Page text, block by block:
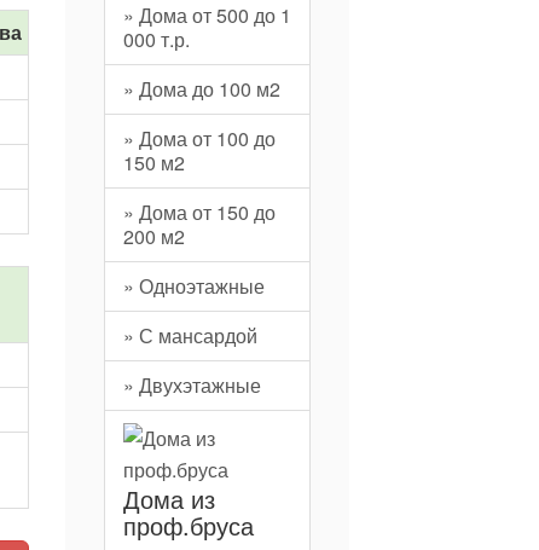
» Дома от 500 до 1
000 т.р.
» Дома до 100 м2
» Дома от 100 до
150 м2
» Дома от 150 до
200 м2
» Одноэтажные
» С мансардой
» Двухэтажные
Дома из
проф.бруса